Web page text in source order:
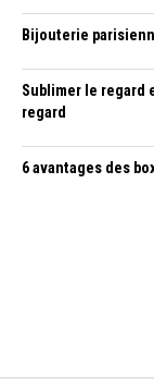
Bijouterie
Sublimer le regard
regard
6 avantages des